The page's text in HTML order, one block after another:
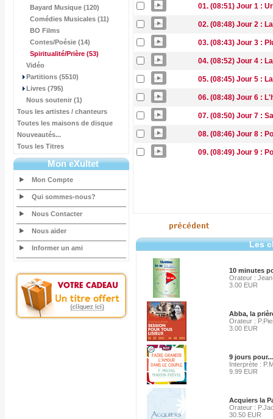
Bayard Musique (120)
Comédies Musicales (11)
BO Films
Contes/Poésie (14)
Spiritualité/Prière (53)
Vidéo
Partitions (5510)
Livres (795)
Nous soutenir (1)
Tous les artistes / chanteurs
Toutes les maisons de disque
Nouveautés...
Tous les Titres
Mon eXultet
Mon Compte
Qui sommes-nous?
Nous Contacter
Nous aider
Informer un ami
01. (08:51) Jour 1 :
02. (08:48) Jour 2 :
03. (08:43) Jour 3 :
04. (08:52) Jour 4 :
05. (08:45) Jour 5 :
06. (08:48) Jour 6 :
07. (08:50) Jour 7 :
08. (08:46) Jour 8 :
09. (08:49) Jour 9 :
Les
10 minutes
Orateur :
3.00 EUR
Abba, la
Orateur :
3.00 EUR
9 jours
Interprète :
9.99 EUR
Acquiers la
Orateur :
30.50 EUR